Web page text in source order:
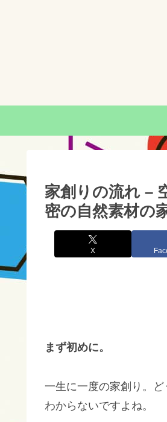
家創りの流れ –
密の自然素材の
X
まず初めに。
一生に一度の家創り。
わからないですよね。